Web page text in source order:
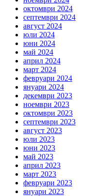
октомври 2024
септември 2024
август 2024
юли 2024
юни 2024
май 2024
април 2024
март 2024
февруари 2024
януари 2024
декември 2023
ноември 2023
октомври 2023
септември 2023
август 2023
юли 2023
юни 2023
май 2023
април 2023
март 2023
февруари 2023
януари 2023